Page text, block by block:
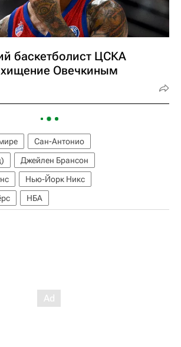
баскетболист ЦСКА
Овечкиным
Сан-Антонио
Джейлен Брансон
Нью-Йорк Никс
НБА